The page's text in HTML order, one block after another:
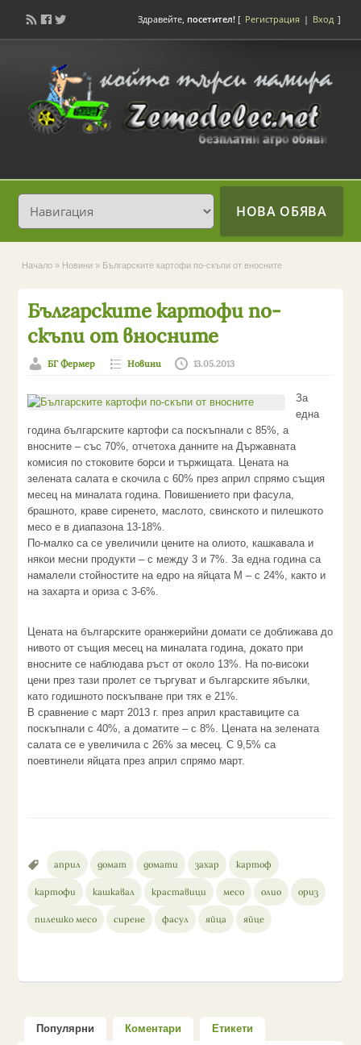
Здравейте, посетител! [ Регистрация | Вход ]
НОВА ОБЯВА
Начало » Новини » Българските картофи по-скъпи от вносните
Българските картофи по-
скъпи от вносните
БГ Фермер Новини 13.05.2013
За
една
година българските картофи са поскъпнали с 85%, а
вносните – със 70%, отчетоха данните на Държавната
комисия по стоковите борси и тържищата. Цената на
зелената салата е скочила с 60% през април спрямо същия
месец на миналата година. Повишението при фасула,
брашното, краве сиренето, маслото, свинското и пилешкото
месо е в диапазона 13-18%.
По-малко са се увеличили цените на олиото, кашкавала и
някои месни продукти – с между 3 и 7%. За една година са
намалели стойностите на едро на яйцата M – с 24%, както и
на захарта и ориза с 3-6%.
Цената на българските оранжерийни домати се доближава до
нивото от същия месец на миналата година, докато при
вносните се наблюдава ръст от около 13%. На по-високи
цени през тази пролет се търгуват и българските ябълки,
като годишното поскъпване при тях е 21%.
В сравнение с март 2013 г. през април краставиците са
поскъпнали с 40%, а доматите – с 8%. Цената на зелената
салата се е увеличила с 26% за месец. С 9,5% са
поевтинели яйцата през април спрямо март.
април домат домати захар картоф
картофи кашкавал краставици месо олио ориз
пилешко месо сирене фасул яйца яйце
Популярни Коментари Етикети